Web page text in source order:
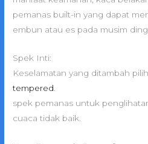
pemanas built-in yang dapat
embun atau es pada musim
Spek Inti:
Keselamatan yang ditambah
tempered
spek pemanas untuk
cuaca tidak baik.